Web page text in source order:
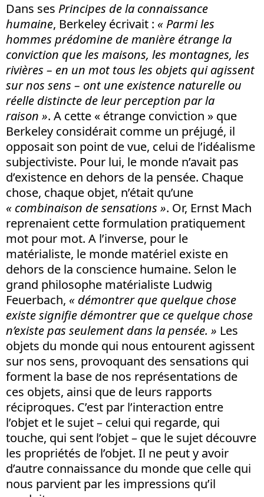
Dans ses Principes de la connaissance
humaine, Berkeley écrivait : « Parmi les
hommes prédomine de manière étrange la
conviction que les maisons, les montagnes, les
rivières – en un mot tous les objets qui agissent
sur nos sens – ont une existence naturelle ou
réelle distincte de leur perception par la
raison ». A cette « étrange conviction » que
Berkeley considérait comme un préjugé, il
opposait son point de vue, celui de l’idéalisme
subjectiviste. Pour lui, le monde n’avait pas
d’existence en dehors de la pensée. Chaque
chose, chaque objet, n’était qu’une
« combinaison de sensations ». Or, Ernst Mach
reprenaient cette formulation pratiquement
mot pour mot. A l’inverse, pour le
matérialiste, le monde matériel existe en
dehors de la conscience humaine. Selon le
grand philosophe matérialiste Ludwig
Feuerbach, « démontrer que quelque chose
existe signifie démontrer que ce quelque chose
n’existe pas seulement dans la pensée. » Les
objets du monde qui nous entourent agissent
sur nos sens, provoquant des sensations qui
forment la base de nos représentations de
ces objets, ainsi que de leurs rapports
réciproques. C’est par l’interaction entre
l’objet et le sujet – celui qui regarde, qui
touche, qui sent l’objet – que le sujet découvre
les propriétés de l’objet. Il ne peut y avoir
d’autre connaissance du monde que celle qui
nous parvient par les impressions qu’il